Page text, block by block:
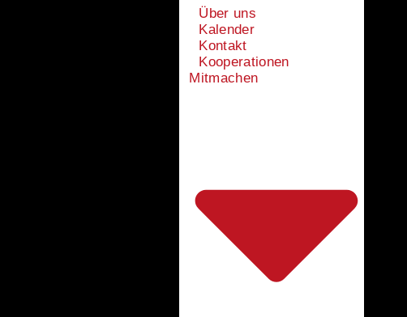
Über uns
Kalender
Kontakt
Kooperationen
Mitmachen